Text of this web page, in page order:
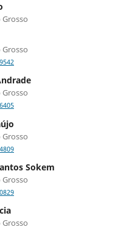
Sokem